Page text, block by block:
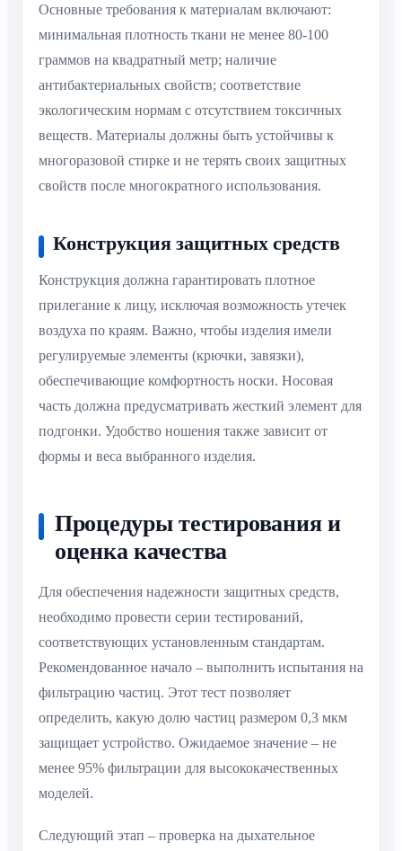
Основные требования к материалам включают:
минимальная плотность ткани не менее 80-100
граммов на квадратный метр; наличие
антибактериальных свойств; соответствие
экологическим нормам с отсутствием токсичных
веществ. Материалы должны быть устойчивы к
многоразовой стирке и не терять своих защитных
свойств после многократного использования.
Конструкция защитных средств
Конструкция должна гарантировать плотное
прилегание к лицу, исключая возможность утечек
воздуха по краям. Важно, чтобы изделия имели
регулируемые элементы (крючки, завязки),
обеспечивающие комфортность носки. Носовая
часть должна предусматривать жесткий элемент для
подгонки. Удобство ношения также зависит от
формы и веса выбранного изделия.
Процедуры тестирования и
оценка качества
Для обеспечения надежности защитных средств,
необходимо провести серии тестирований,
соответствующих установленным стандартам.
Рекомендованное начало – выполнить испытания на
фильтрацию частиц. Этот тест позволяет
определить, какую долю частиц размером 0,3 мкм
защищает устройство. Ожидаемое значение – не
менее 95% фильтрации для высококачественных
моделей.
Следующий этап – проверка на дыхательное